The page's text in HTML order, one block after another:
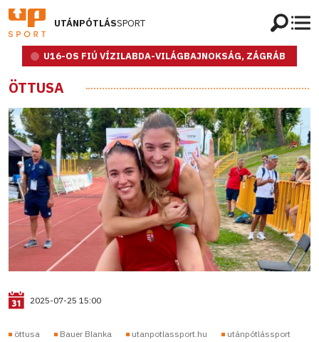
UTÁNPÓTLÁSSPORT
U16-OS FIÚ VÍZILABDA-VILÁGBAJNOKSÁG, ZÁGRÁB
ÖTTUSA
2025-07-25 15:00
öttusa Bauer Blanka utanpotlassport.hu utánpótlássport